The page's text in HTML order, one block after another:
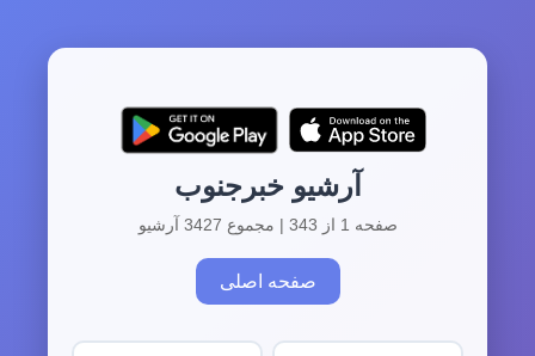
آرشیو خبرجنوب
صفحه 1 از 343 | مجموع 3427 آرشیو
صفحه اصلی